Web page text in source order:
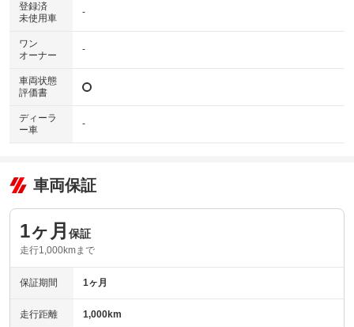
登録済
未使用車
-
ワン
オーナー
-
車両状態
評価書
ディーラ
ー車
-
車両保証
1ヶ月 保証
走行1,000kmまで
保証期間 1ヶ月
走行距離 1,000km